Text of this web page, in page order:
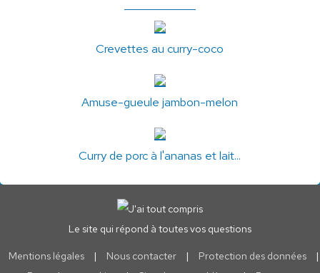
Crevettes au curry-coco
Amuse-gueule jambon-melon
Curry de porc à l'ananas et lait...
Le site qui répond à toutes vos questions
Mentions légales | Nous contacter | Protection des données
|